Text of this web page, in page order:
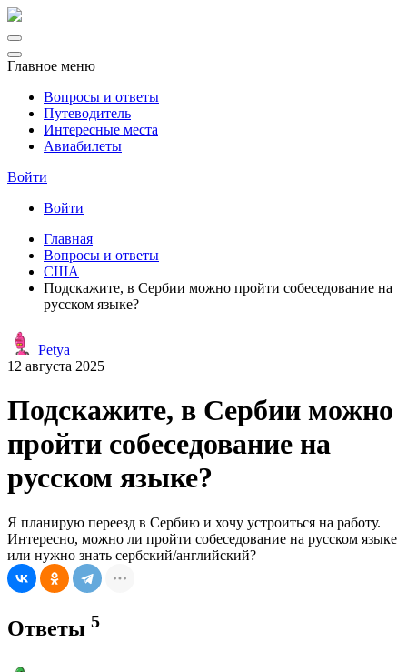
Главное меню
Вопросы и ответы
Путеводитель
Интересные места
Авиабилеты
Войти
Войти
Главная
Вопросы и ответы
США
Подскажите, в Сербии можно пройти собеседование на
русском языке?
Petya
12 августа 2025
Подскажите, в Сербии можно
пройти собеседование на
русском языке?
Я планирую переезд в Сербию и хочу устроиться на работу.
Интересно, можно ли пройти собеседование на русском языке
или нужно знать сербский/английский?
Ответы 5